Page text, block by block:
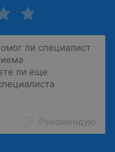
Рекомендую